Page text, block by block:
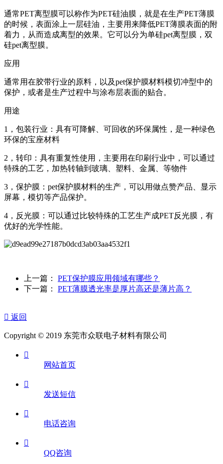
通常PET离型膜可以称作为PET硅油膜，就是在生产PET薄膜
的时候，表面涂上一层硅油，主要用来降低PET薄膜表面的附
着力，从而造成离型的效果。它可以分为单硅pet离型膜，双
硅pet离型膜。
应用
通常用在胶带行业的原料，以及pet保护膜材料模切冲型中的
保护，或者是生产过程中与涂布层表面的贴合。
用途
1，包装行业：具有可降解、可回收的环保属性，是一种绿色
环保的宝座材料
2，转印：具有重复性使用，主要用在印刷行业中，可以通过
特殊的工艺，加热转轴到玻璃、塑料、金属、等物件
3，保护膜：pet保护膜材料的生产，可以用做点赞产品、显示
屏幕，模切等产品保护。
4，反光膜：可以通过比较特殊的工艺生产成PET反光膜，有
优好的光学性能。
上一篇： PET保护膜应用领域有哪些？
下一篇： PET薄膜透光率是厚片高还是薄片高？
 返回
Copyright © 2019 东莞市众联电子材料有限公司

网站首页

发送短信

电话咨询

QQ咨询